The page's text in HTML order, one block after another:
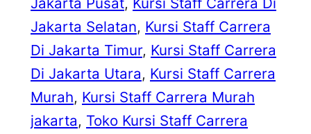
Jakarta Selatan, Kursi Staff Carrera
Di Jakarta Timur, Kursi Staff Carrera
Di Jakarta Utara, Kursi Staff Carrera
Murah, Kursi Staff Carrera Murah
jakarta, Toko Kursi Staff Carrera